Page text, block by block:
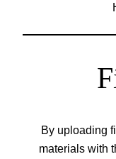
By uploading
materials with